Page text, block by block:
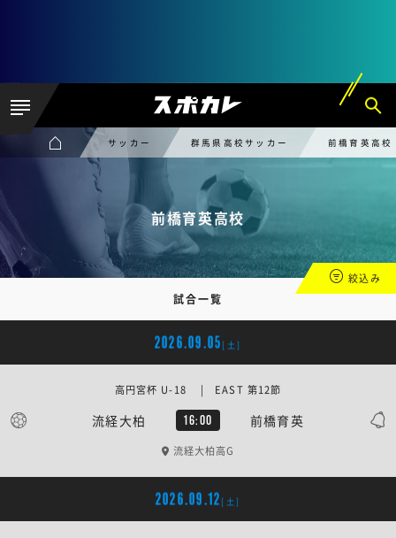
サッカー 群馬県高校サッカー 前橋育英高校
前橋育英高校
試合一覧
絞込み
2026.09.05 [土]
流経大柏 16:00 前橋育英
高円宮杯 U-18 | EAST 第12節
流経大柏高G
2026.09.12 [土]